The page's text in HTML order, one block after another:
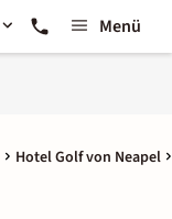
Menü
Hotel Golf von Neapel